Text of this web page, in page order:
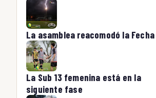
La asamblea reacomodó la Fecha
La Sub 13 femenina está en la
siguiente fase